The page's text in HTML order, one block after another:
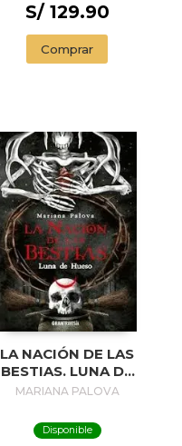
S/ 129.90
Comprar
LA NACIÓN DE LAS
BESTIAS. LUNA DE
HUESO
MARIANA PALOVA
Disponible